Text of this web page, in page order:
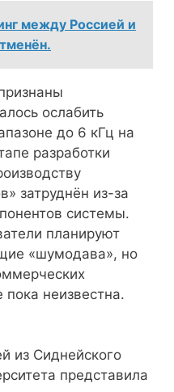
между Россией и
ослабить
до 6 кГц на
разработки
затруднён из-за
системы.
планируют
«шумодава», но
пока неизвестна.